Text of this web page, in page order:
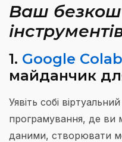
Ваш
1. Google Colab
майданчик
Уявіть собі
програмування, де ви
даними, створювати